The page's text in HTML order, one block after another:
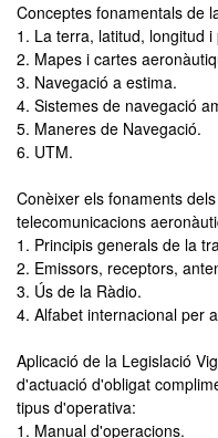
Conceptes fonamentals de
1. La terra, latitud, longitud i
2. Mapes i cartes
3. Navegació a estima.
4. Sistemes de navegació
5. Maneres de Navegació.
6. UTM.
Conèixer els fonaments
telecomunicacions
1. Principis generals de la
2. Emissors, receptors,
3. Ús de la Ràdio.
4. Alfabet internacional per
Aplicació de la Legislació
d'actuació d'obligat
tipus d'operativa:
1. Manual d'operacions.